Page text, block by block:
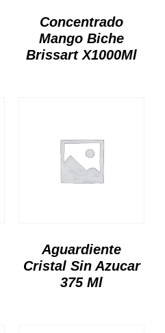
Concentrado
Mango Biche
Brissart X1000Ml
Aguardiente
Cristal Sin Azucar
375 Ml